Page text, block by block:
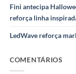
Fini antecipa
reforça linha
LedWave reforça
COMENTÁRIOS